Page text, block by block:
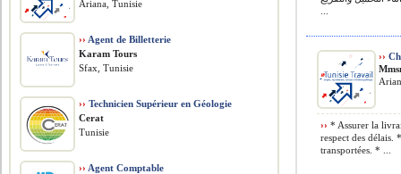
››
›› * Assurer la
respect des délais.
transportées. * ...
Ariana, Tunisie
›› Agent de Billetterie
Karam Tours
Sfax, Tunisie
›› Technicien Supérieur en Géologie
Cerat
Tunisie
›› Agent Comptable